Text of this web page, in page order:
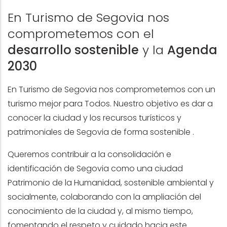
En Turismo de Segovia nos
comprometemos con el
desarrollo sostenible y la Agenda
2030
En Turismo de Segovia nos comprometemos con un
turismo mejor para Todos. Nuestro objetivo es dar a
conocer la ciudad y los recursos turísticos y
patrimoniales de Segovia de forma sostenible .
Queremos contribuir a la consolidación e
identificación de Segovia como una ciudad
Patrimonio de la Humanidad, sostenible ambiental y
socialmente, colaborando con la ampliación del
conocimiento de la ciudad y, al mismo tiempo,